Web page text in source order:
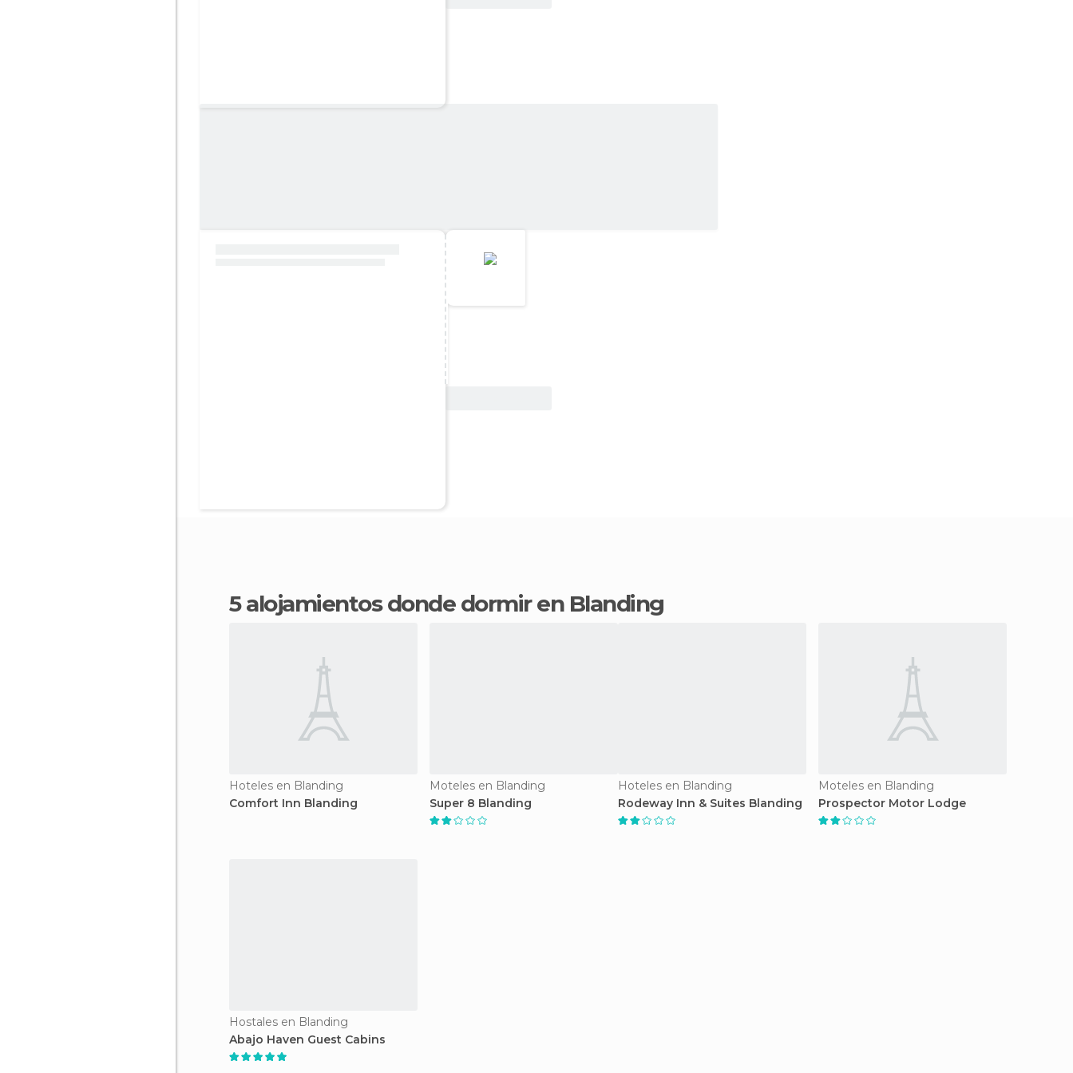
5 alojamientos donde dormir en Blanding
Hoteles en Blanding
Comfort Inn Blanding
Moteles en Blanding
Super 8 Blanding
Hoteles en Blanding
Rodeway Inn & Suites Blanding
Moteles en Blanding
Prospector Motor Lodge
Hostales en Blanding
Abajo Haven Guest Cabins